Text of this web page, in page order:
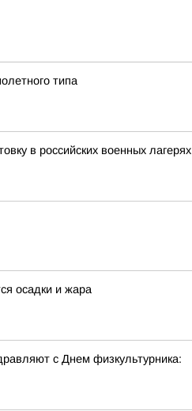
типа
в российских военных лагерях
осадки и жара
с Днем физкультурника: